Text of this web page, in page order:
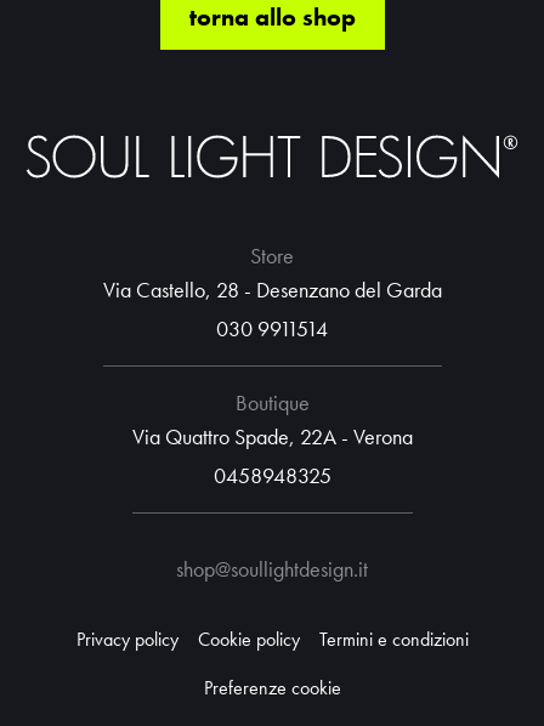
torna allo shop
Store
Via Castello, 28 - Desenzano del Garda
030 9911514
Boutique
Via Quattro Spade, 22A - Verona
0458948325
shop@soullightdesign.it
Privacy policy Cookie policy
Termini e condizioni
Preferenze cookie